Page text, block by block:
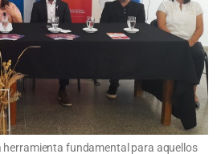
herramienta fundamental para aquellos